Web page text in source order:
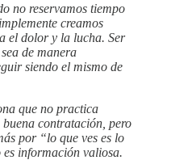
no reservamos tiempo
creamos
el dolor y la lucha. Ser
de manera
siendo el mismo de
que no practica
contratación, pero
por “lo que ves es lo
información valiosa.